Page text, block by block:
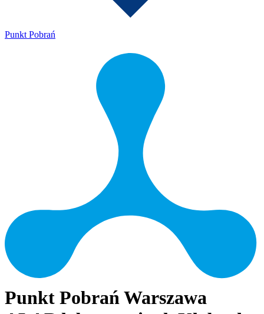
Punkt Pobrań
Punkt Pobrań Warszawa